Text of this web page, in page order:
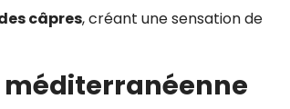
câpres, créant une sensation de
méditerranéenne